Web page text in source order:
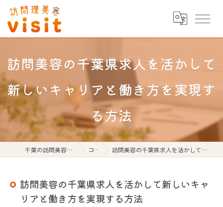
訪問美容の千葉県求人を活かして
新しいキャリアと働き方を実現す
る方法
千葉の訪問美容なら訪問理美容visit コラム 訪問美容の千葉県求人を活かして新しいキャリアと働き方を実現する方法
訪問美容の千葉県求人を活かして新しいキャ
リアと働き方を実現する方法